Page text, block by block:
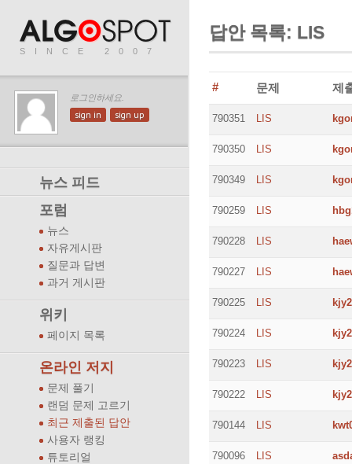
SINCE 2007
로그인하세요.
sign in sign up
뉴스 피드
포럼
뉴스
자유게시판
질문과 답변
과거 게시판
위키
페이지 목록
온라인 저지
문제 풀기
랜덤 문제 고르기
최근 제출된 답안
사용자 랭킹
튜토리얼
답안 목록: LIS
# 문제 제
790351 LIS
790350 LIS
790349 LIS
790259 LIS
790228 LIS
790227 LIS
790225 LIS
790224 LIS
790223 LIS
790222 LIS
790144 LIS
790096 LIS